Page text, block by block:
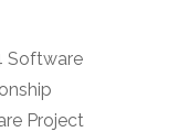
Software
Project